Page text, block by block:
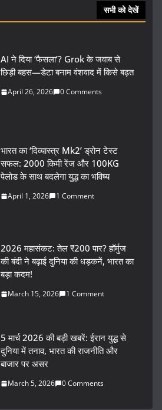
सभी को देखें
AI ने दिया ‘फैसला’? Grok के जवाब से
छिड़ी बहस—डेटा बनाम वंशवाद में किसे बढ़त
April 26, 2026 0 Comments
भारत का ‘दिव्यास्त्र Mk2’ ड्रोन टेस्ट
सफल: 2000 किमी रेंज और 100KG
पेलोड के साथ बदलेगा युद्ध का भविष्य
April 1, 2026 1 Comment
2026 महासंकट: तेल ₹200 पार? हॉर्मुज
की बंदी ने बढ़ाई दुनिया की धड़कनें, भारत का
बड़ा कदम!
March 15, 2026 1 Comment
5 मार्च 2026 की बड़ी खबरें: ईरान युद्ध से
दुनिया में तनाव, भारत की राजनीति और
बाजार पर असर
March 5, 2026 0 Comments